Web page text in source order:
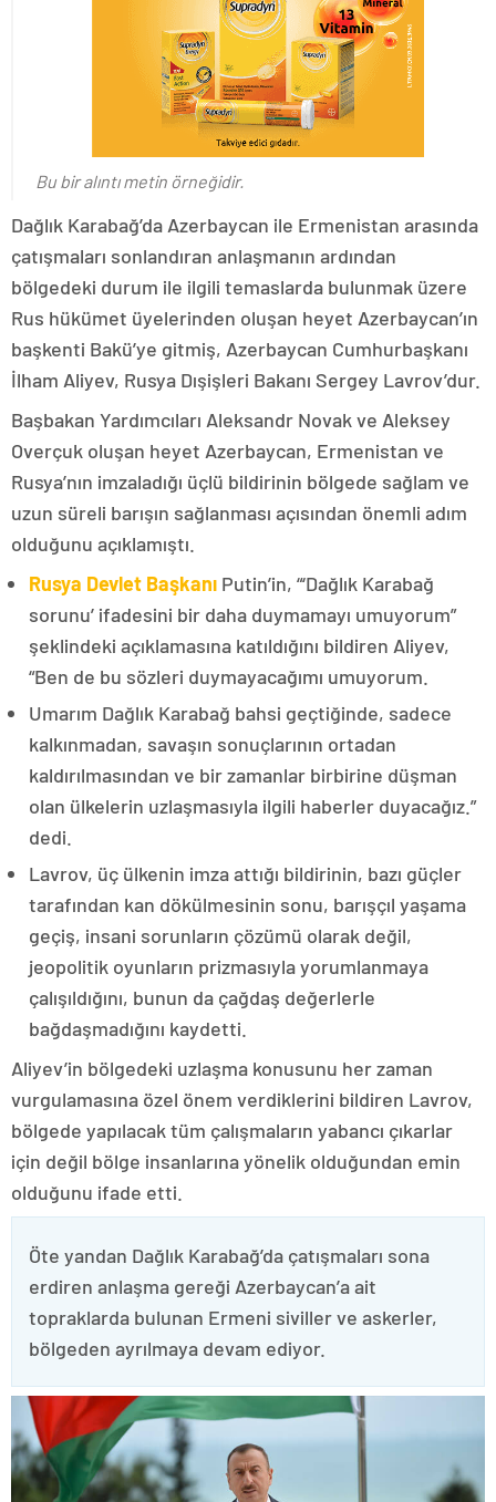
Bu bir alıntı metin örneğidir.
Dağlık Karabağ’da Azerbaycan ile Ermenistan arasında
çatışmaları sonlandıran anlaşmanın ardından
bölgedeki durum ile ilgili temaslarda bulunmak üzere
Rus hükümet üyelerinden oluşan heyet Azerbaycan’ın
başkenti Bakü’ye gitmiş, Azerbaycan Cumhurbaşkanı
İlham Aliyev, Rusya Dışişleri Bakanı Sergey Lavrov’dur.
Başbakan Yardımcıları Aleksandr Novak ve Aleksey
Overçuk oluşan heyet Azerbaycan, Ermenistan ve
Rusya’nın imzaladığı üçlü bildirinin bölgede sağlam ve
uzun süreli barışın sağlanması açısından önemli adım
olduğunu açıklamıştı.
Rusya Devlet Başkanı Putin’in, “‘Dağlık Karabağ
sorunu’ ifadesini bir daha duymamayı umuyorum”
şeklindeki açıklamasına katıldığını bildiren Aliyev,
“Ben de bu sözleri duymayacağımı umuyorum.
Umarım Dağlık Karabağ bahsi geçtiğinde, sadece
kalkınmadan, savaşın sonuçlarının ortadan
kaldırılmasından ve bir zamanlar birbirine düşman
olan ülkelerin uzlaşmasıyla ilgili haberler duyacağız.”
dedi.
Lavrov, üç ülkenin imza attığı bildirinin, bazı güçler
tarafından kan dökülmesinin sonu, barışçıl yaşama
geçiş, insani sorunların çözümü olarak değil,
jeopolitik oyunların prizmasıyla yorumlanmaya
çalışıldığını, bunun da çağdaş değerlerle
bağdaşmadığını kaydetti.
Aliyev’in bölgedeki uzlaşma konusunu her zaman
vurgulamasına özel önem verdiklerini bildiren Lavrov,
bölgede yapılacak tüm çalışmaların yabancı çıkarlar
için değil bölge insanlarına yönelik olduğundan emin
olduğunu ifade etti.
Öte yandan Dağlık Karabağ’da çatışmaları sona
erdiren anlaşma gereği Azerbaycan’a ait
topraklarda bulunan Ermeni siviller ve askerler,
bölgeden ayrılmaya devam ediyor.